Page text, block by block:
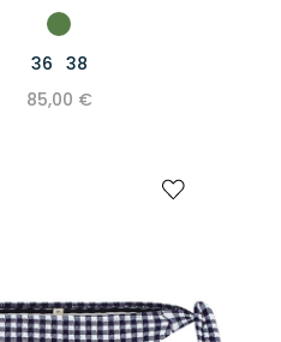
36 38
85,00 €